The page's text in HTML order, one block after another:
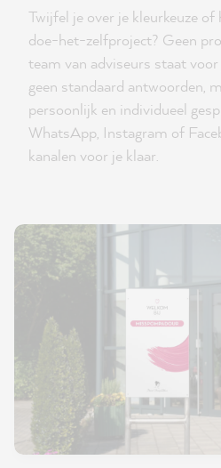
Twijfel je over je kleurkeuze
doe-het-zelfproject? Geen
team van adviseurs staat
geen standaard antwoorden,
persoonlijk en individueel
WhatsApp, Instagram of
kanalen voor je klaar.